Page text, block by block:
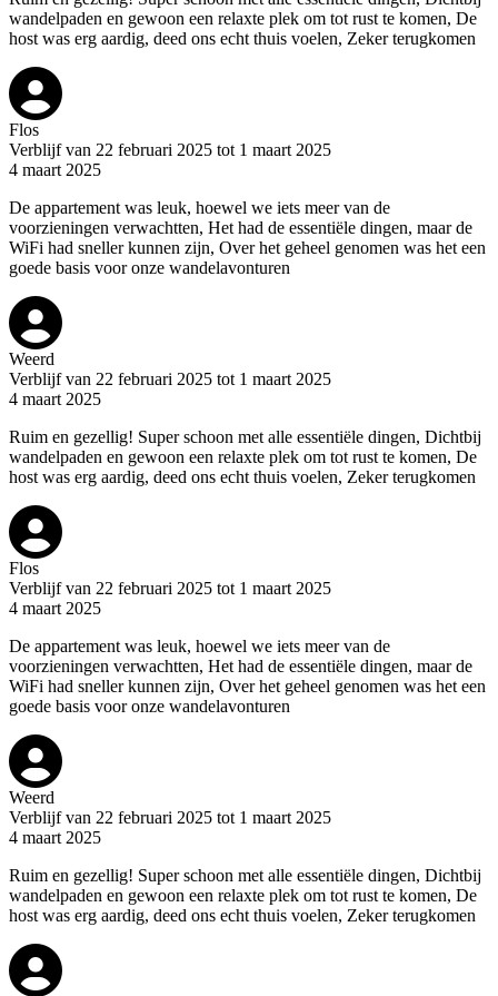
wandelpaden en gewoon een relaxte plek om tot rust te komen, De
host was erg aardig, deed ons echt thuis voelen, Zeker terugkomen
Flos
Verblijf van 22 februari 2025 tot 1 maart 2025
4 maart 2025
De appartement was leuk, hoewel we iets meer van de
voorzieningen verwachtten, Het had de essentiële dingen, maar de
WiFi had sneller kunnen zijn, Over het geheel genomen was het een
goede basis voor onze wandelavonturen
Weerd
Verblijf van 22 februari 2025 tot 1 maart 2025
4 maart 2025
Ruim en gezellig! Super schoon met alle essentiële dingen, Dichtbij
wandelpaden en gewoon een relaxte plek om tot rust te komen, De
host was erg aardig, deed ons echt thuis voelen, Zeker terugkomen
Flos
Verblijf van 22 februari 2025 tot 1 maart 2025
4 maart 2025
De appartement was leuk, hoewel we iets meer van de
voorzieningen verwachtten, Het had de essentiële dingen, maar de
WiFi had sneller kunnen zijn, Over het geheel genomen was het een
goede basis voor onze wandelavonturen
Weerd
Verblijf van 22 februari 2025 tot 1 maart 2025
4 maart 2025
Ruim en gezellig! Super schoon met alle essentiële dingen, Dichtbij
wandelpaden en gewoon een relaxte plek om tot rust te komen, De
host was erg aardig, deed ons echt thuis voelen, Zeker terugkomen